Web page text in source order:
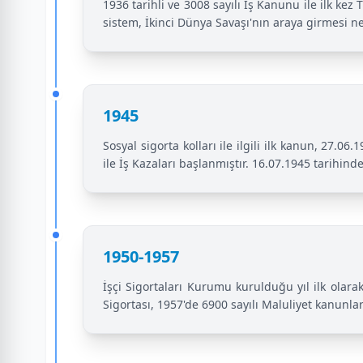
1936 tarihli ve 3008 sayılı İş Kanunu ile ilk
sistem, İkinci Dünya Savaşı'nın araya girmesi
1945
Sosyal sigorta kolları ile ilgili ilk kanun,
ile İş Kazaları başlanmıştır. 16.07.1945
1950-1957
İşçi Sigortaları Kurumu kurulduğu yıl ilk olarak
Sigortası, 1957'de 6900 sayılı Maluliyet